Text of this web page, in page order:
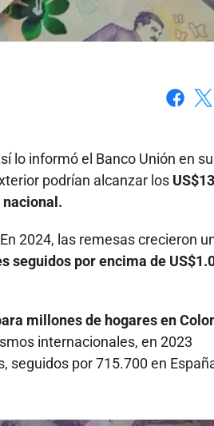
lo informó el Banco Unión en
podrían alcanzar los
nacional.
2024, las remesas crecieron
seguidos por encima de
millones de hogares en
internacionales, en 2023
seguidos por 715.700 en